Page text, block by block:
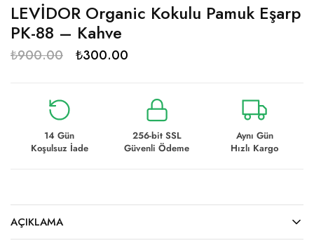
LEVİDOR Organic Kokulu Pamuk Eşarp
PK-88 – Kahve
₺900.00 ₺300.00
14 Gün
Koşulsuz İade
256-bit SSL
Güvenli Ödeme
Aynı Gün
Hızlı Kargo
AÇIKLAMA